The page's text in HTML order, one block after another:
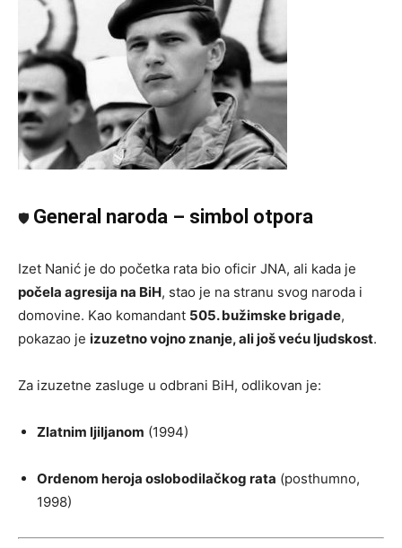
🛡 General naroda – simbol otpora
Izet Nanić je do početka rata bio oficir JNA, ali kada je
počela agresija na BiH, stao je na stranu svog naroda i
domovine. Kao komandant 505. bužimske brigade,
pokazao je izuzetno vojno znanje, ali još veću ljudskost.
Za izuzetne zasluge u odbrani BiH, odlikovan je:
Zlatnim ljiljanom (1994)
Ordenom heroja oslobodilačkog rata (posthumno,
1998)